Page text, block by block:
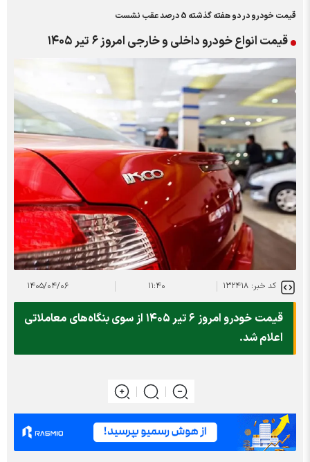
قیمت خودرو در دو هفته گذشته 5 درصد عقب نشست
قیمت انواع خودرو داخلی و خارجی امروز ۶ تیر ۱۴۰۵
کد خبر: ۱۳۲۴۱۸ ۱۱:۴۰ ۱۴۰۵/۰۴/۰۶
قیمت خودرو امروز ۶ تیر ۱۴۰۵ از سوی بنگاه‌های معاملاتی
اعلام شد.